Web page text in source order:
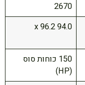
2670
94.0 x 96.2
150 כוחות סוס
(HP)